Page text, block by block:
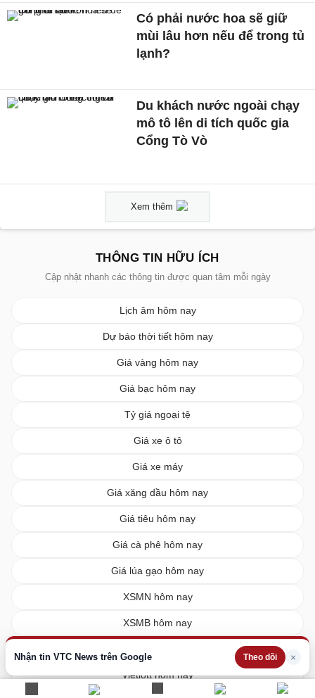
Nhận tin VTC News trên Google Theo dõi ×
Có phải nước hoa sẽ giữ
mùi lâu hơn nếu để trong tủ
lạnh?
Du khách nước ngoài chạy
mô tô lên di tích quốc gia
Cổng Tò Vò
Xem thêm
THÔNG TIN HỮU ÍCH
Cập nhật nhanh các thông tin được quan tâm mỗi ngày
Lịch âm hôm nay
Dự báo thời tiết hôm nay
Giá vàng hôm nay
Giá bạc hôm nay
Tỷ giá ngoại tệ
Giá xe ô tô
Giá xe máy
Giá xăng dầu hôm nay
Giá tiêu hôm nay
Giá cà phê hôm nay
Giá lúa gạo hôm nay
XSMN hôm nay
XSMB hôm nay
Vietlott hôm nay